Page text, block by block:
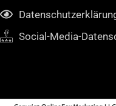
Social-Media-